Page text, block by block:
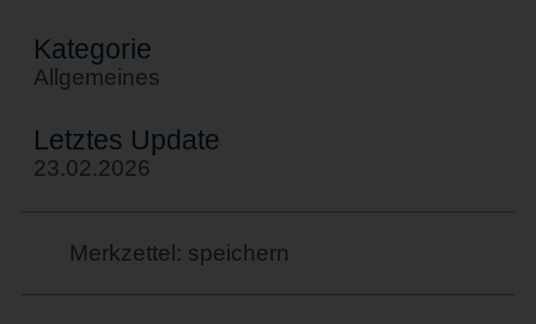
Kategorie
Allgemeines
Letztes Update
23.02.2026
Merkzettel: speichern